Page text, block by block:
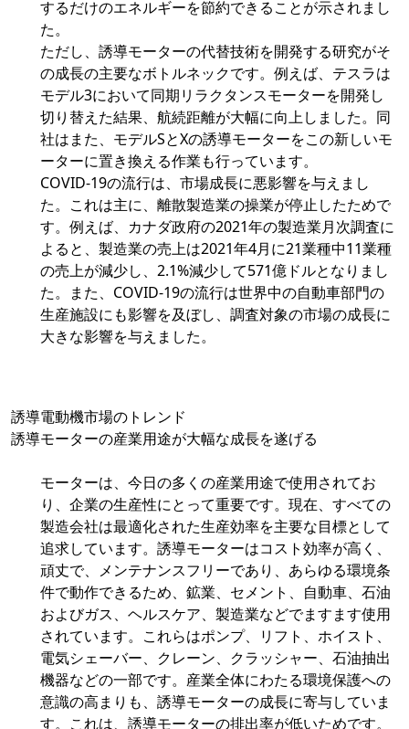
するだけのエネルギーを節約できることが示されまし
た。
ただし、誘導モーターの代替技術を開発する研究がそ
の成長の主要なボトルネックです。例えば、テスラは
モデル3において同期リラクタンスモーターを開発し
切り替えた結果、航続距離が大幅に向上しました。同
社はまた、モデルSとXの誘導モーターをこの新しいモ
ーターに置き換える作業も行っています。
COVID-19の流行は、市場成長に悪影響を与えまし
た。これは主に、離散製造業の操業が停止したためで
す。例えば、カナダ政府の2021年の製造業月次調査に
よると、製造業の売上は2021年4月に21業種中11業種
の売上が減少し、2.1%減少して571億ドルとなりまし
た。また、COVID-19の流行は世界中の自動車部門の
生産施設にも影響を及ぼし、調査対象の市場の成長に
大きな影響を与えました。
誘導電動機市場のトレンド
誘導モーターの産業用途が大幅な成長を遂げる
モーターは、今日の多くの産業用途で使用されてお
り、企業の生産性にとって重要です。現在、すべての
製造会社は最適化された生産効率を主要な目標として
追求しています。誘導モーターはコスト効率が高く、
頑丈で、メンテナンスフリーであり、あらゆる環境条
件で動作できるため、鉱業、セメント、自動車、石油
およびガス、ヘルスケア、製造業などでますます使用
されています。これらはポンプ、リフト、ホイスト、
電気シェーバー、クレーン、クラッシャー、石油抽出
機器などの一部です。産業全体にわたる環境保護への
意識の高まりも、誘導モーターの成長に寄与していま
す。これは、誘導モーターの排出率が低いためです。